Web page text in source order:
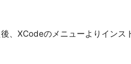
、XCodeのメニューよりインス